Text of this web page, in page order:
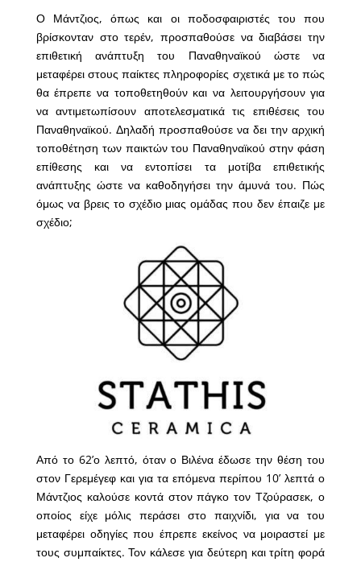
Ο Μάντζιος, όπως και οι ποδοσφαιριστές του που
βρίσκονταν στο τερέν, προσπαθούσε να διαβάσει την
επιθετική ανάπτυξη του Παναθηναϊκού ώστε να
μεταφέρει στους παίκτες πληροφορίες σχετικά με το πώς
θα έπρεπε να τοποθετηθούν και να λειτουργήσουν για
να αντιμετωπίσουν αποτελεσματικά τις επιθέσεις του
Παναθηναϊκού. Δηλαδή προσπαθούσε να δει την αρχική
τοποθέτηση των παικτών του Παναθηναϊκού στην φάση
επίθεσης και να εντοπίσει τα μοτίβα επιθετικής
ανάπτυξης ώστε να καθοδηγήσει την άμυνά του. Πώς
όμως να βρεις το σχέδιο μιας ομάδας που δεν έπαιζε με
σχέδιο;
Από το 62’ο λεπτό, όταν ο Βιλένα έδωσε την θέση του
στον Γερεμέγεφ και για τα επόμενα περίπου 10’ λεπτά ο
Μάντζιος καλούσε κοντά στον πάγκο τον Τζούρασεκ, ο
οποίος είχε μόλις περάσει στο παιχνίδι, για να του
μεταφέρει οδηγίες που έπρεπε εκείνος να μοιραστεί με
τους συμπαίκτες. Τον κάλεσε για δεύτερη και τρίτη φορά